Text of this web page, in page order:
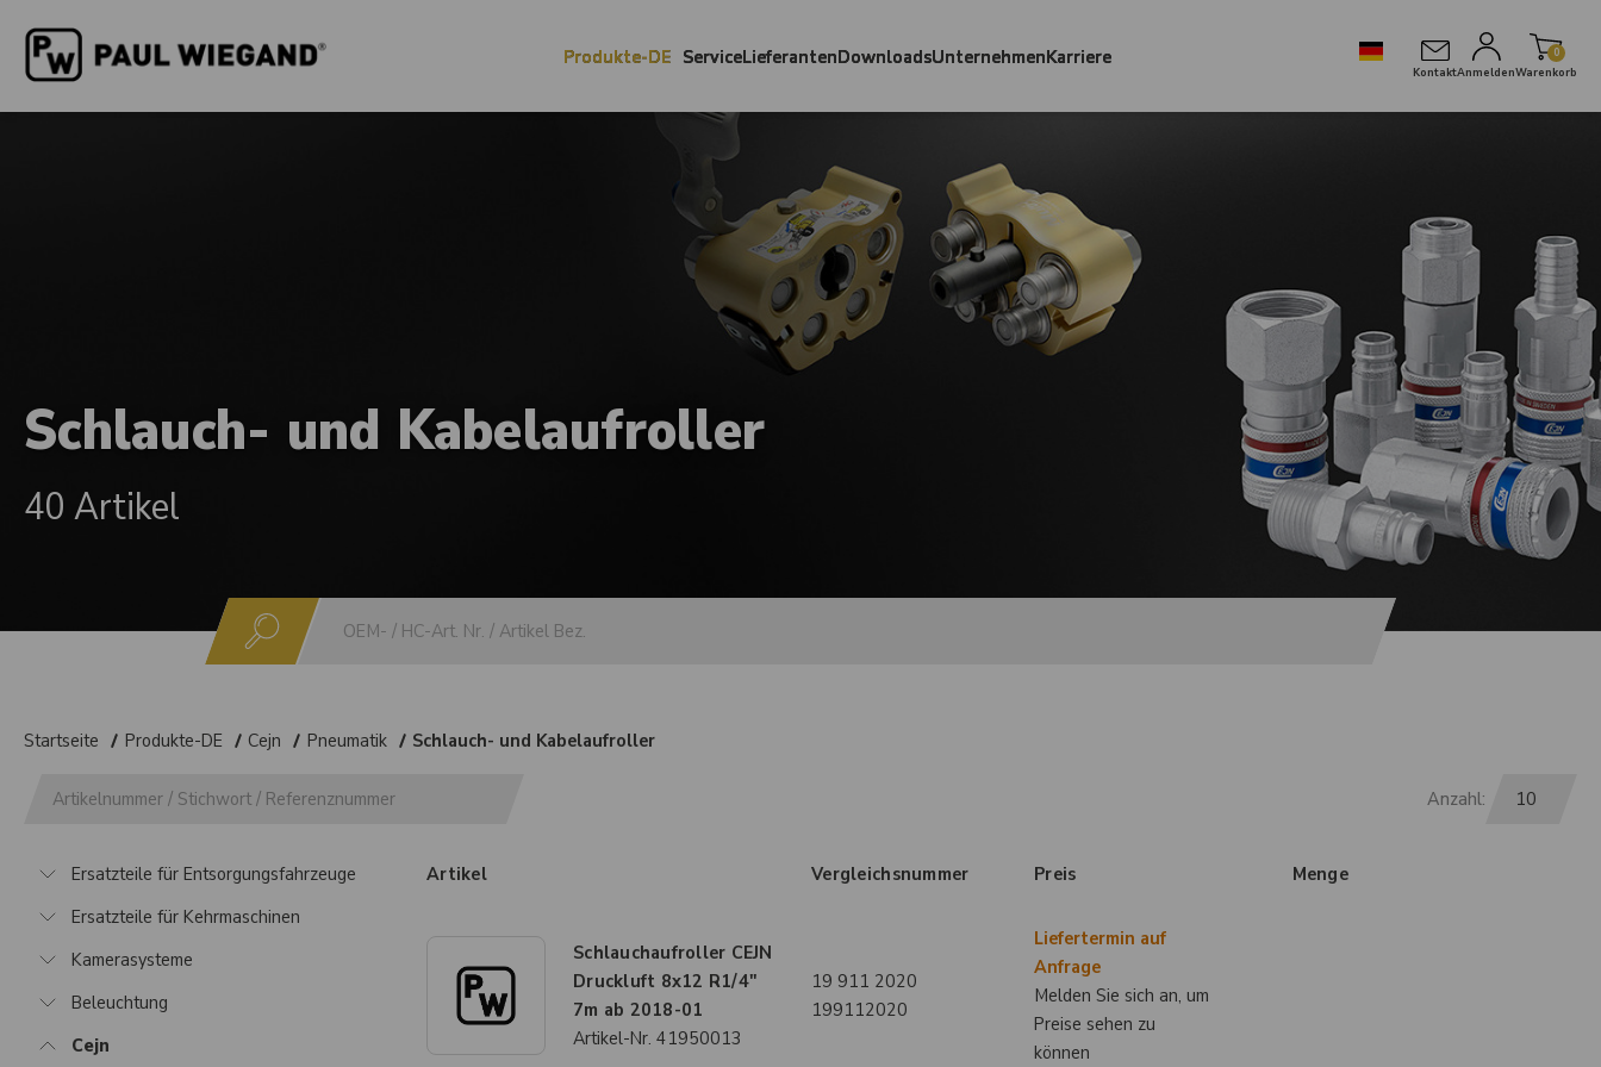
Produkte-DE ServiceLieferantenDownloadsUnternehmenKarriere
KontaktAnmelden
0
Warenkorb
Schlauch- und Kabelaufroller
40 Artikel
Startseite Produkte-DE Cejn Pneumatik Schlauch- und Kabelaufroller
Anzahl:
Ersatzteile für Entsorgungsfahrzeuge
Ersatzteile für Kehrmaschinen
Kamerasysteme
Beleuchtung
Cejn
Artikel Vergleichsnummer Preis Menge
Schlauchaufroller CEJN
Druckluft 8x12 R1/4"
7m ab 2018-01
Artikel-Nr. 41950013
19 911 2020
199112020
Liefertermin auf
Anfrage
Melden Sie sich an, um
Preise sehen zu
können